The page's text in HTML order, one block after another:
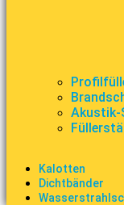
Akustik-
Kalotten
Dichtbänder